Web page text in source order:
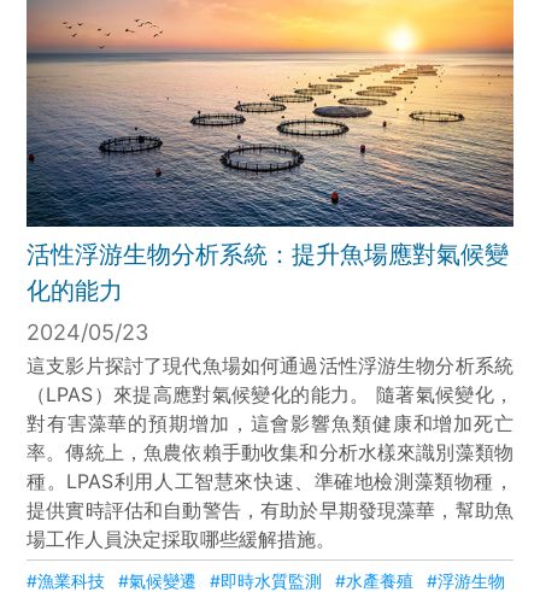
活性浮游生物分析系統：提升魚場應對氣候變
化的能力
2024/05/23
這支影片探討了現代魚場如何通過活性浮游生物分析系統
（LPAS）來提高應對氣候變化的能力。 隨著氣候變化，
對有害藻華的預期增加，這會影響魚類健康和增加死亡
率。傳統上，魚農依賴手動收集和分析水樣來識別藻類物
種。LPAS利用人工智慧來快速、準確地檢測藻類物種，
提供實時評估和自動警告，有助於早期發現藻華，幫助魚
場工作人員決定採取哪些緩解措施。
#漁業科技 #氣候變遷 #即時水質監測 #水產養殖
#浮游生物